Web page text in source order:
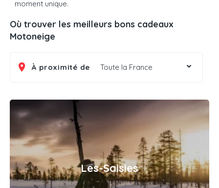
moment unique.
Où trouver les meilleurs bons cadeaux
Motoneige
À proximité de Toute la France
Les-Saisies